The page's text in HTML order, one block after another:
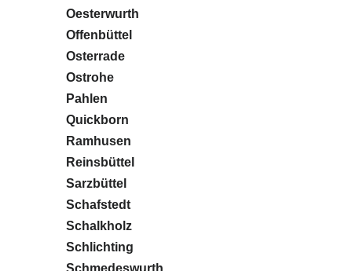
Oesterwurth
Offenbüttel
Osterrade
Ostrohe
Pahlen
Quickborn
Ramhusen
Reinsbüttel
Sarzbüttel
Schafstedt
Schalkholz
Schlichting
Schmedeswurth